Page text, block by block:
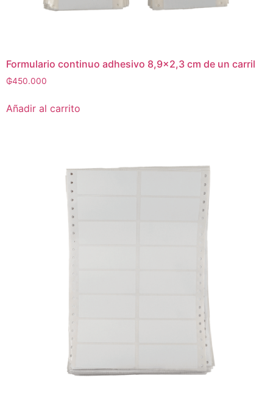
Formulario continuo adhesivo 8,9×2,3 cm de un carril
₲450.000
Añadir al carrito